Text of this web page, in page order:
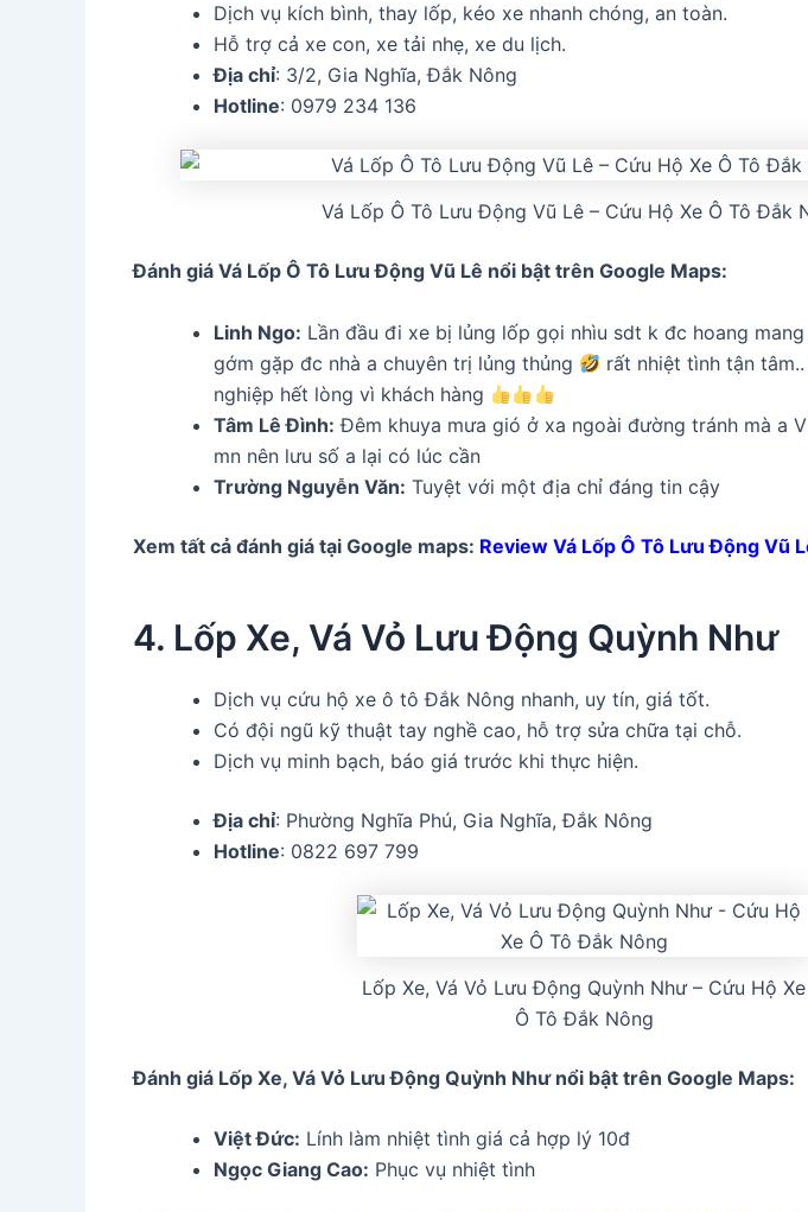
Dịch vụ kích bình, thay lốp, kéo xe nhanh chóng, an toàn.
Hỗ trợ cả xe con, xe tải nhẹ, xe du lịch.
Địa chỉ: 3/2, Gia Nghĩa, Đắk Nông
Hotline: 0979 234 136
Vá Lốp Ô Tô Lưu Động Vũ Lê – Cứu Hộ Xe Ô Tô Đắk
Đánh giá Vá Lốp Ô Tô Lưu Động Vũ Lê nổi bật trên Google Maps:
Linh Ngo: Lần đầu đi xe bị lủng lốp gọi nhìu sdt k đc hoang
gớm gặp đc nhà a chuyên trị lủng thủng
rất nhiệt tình tận
nghiệp hết lòng vì khách hàng
Tâm Lê Đình: Đêm khuya mưa gió ở xa ngoài đường tránh mà a
mn nên lưu số a lại có lúc cần
Trường Nguyễn Văn: Tuyệt với một địa chỉ đáng tin cậy
Xem tất cả đánh giá tại Google maps: Review Vá Lốp Ô Tô Lưu Động Vũ
4. Lốp Xe, Vá Vỏ Lưu Động Quỳnh Như
Dịch vụ cứu hộ xe ô tô Đắk Nông nhanh, uy tín, giá tốt.
Có đội ngũ kỹ thuật tay nghề cao, hỗ trợ sửa chữa tại chỗ.
Dịch vụ minh bạch, báo giá trước khi thực hiện.
Địa chỉ: Phường Nghĩa Phú, Gia Nghĩa, Đắk Nông
Hotline: 0822 697 799
Lốp Xe, Vá Vỏ Lưu Động Quỳnh Như – Cứu Hộ Xe
Ô Tô Đắk Nông
Đánh giá Lốp Xe, Vá Vỏ Lưu Động Quỳnh Như nổi bật trên Google Maps:
Việt Đức: Lính làm nhiệt tình giá cả hợp lý 10đ
Ngọc Giang Cao: Phục vụ nhiệt tình